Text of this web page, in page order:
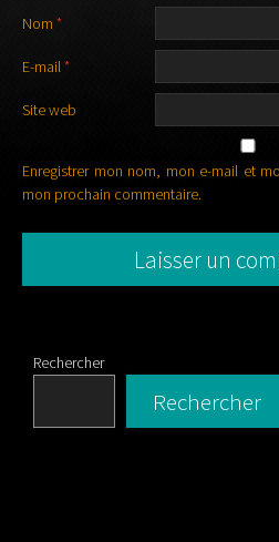
Nom *
E-mail*
Site web
Enregistrer mon nom, mon e-mail et
mon prochain commentaire.
Rechercher
Rechercher